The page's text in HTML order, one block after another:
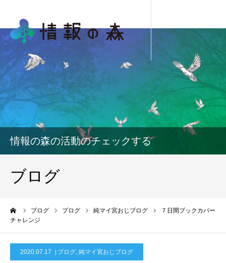
情報の森の活動のチェックする
ブログ
ブログ ブログ 純マイ宮おじブログ
７日間ブックカバー
チャレンジ
2020.07.17 ブログ, 純マイ宮おじブログ